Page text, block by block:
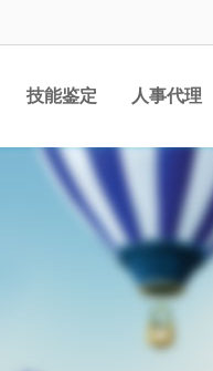
技能鉴定 人事代理